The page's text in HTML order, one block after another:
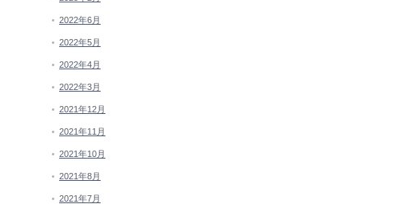
2022年6月
2022年5月
2022年4月
2022年3月
2021年12月
2021年11月
2021年10月
2021年8月
2021年7月